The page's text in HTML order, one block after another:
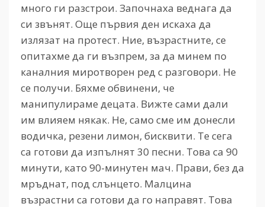
много ги разстрои. Започнаха веднага да
си звънят. Още първия ден искаха да
излязат на протест. Ние, възрастните, се
опитахме да ги възпрем, за да минем по
каналния миротворен ред с разговори. Не
се получи. Бяхме обвинени, че
манипулираме децата. Вижте сами дали
им влияем някак. Не, само сме им донесли
водичка, резени лимон, бисквити. Те сега
са готови да изпълнят 30 песни. Това са 90
минути, като 90-минутен мач. Прави, без да
мръднат, под слънцето. Малцина
възрастни са готови да го направят. Това